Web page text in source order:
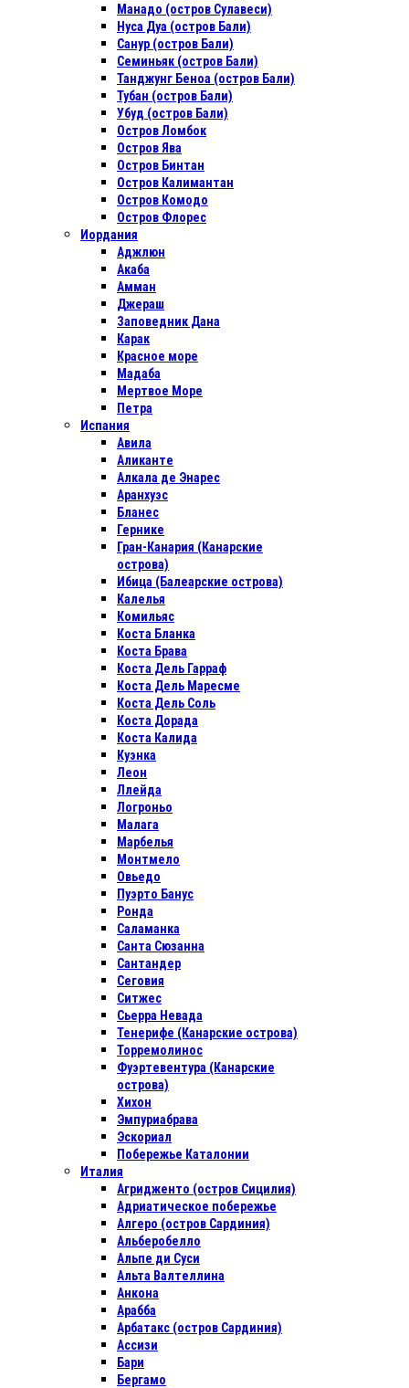
Манадо (остров Сулавеси)
Нуса Дуа (остров Бали)
Санур (остров Бали)
Семиньяк (остров Бали)
Танджунг Беноа (остров Бали)
Тубан (остров Бали)
Убуд (остров Бали)
Остров Ломбок
Остров Ява
Остров Бинтан
Остров Калимантан
Остров Комодо
Остров Флорес
Иордания
Аджлюн
Акаба
Амман
Джераш
Заповедник Дана
Карак
Красное море
Мадаба
Мертвое Море
Петра
Испания
Авила
Аликанте
Алкала де Энарес
Аранхуэс
Бланес
Гернике
Гран-Канария (Канарские
острова)
Ибица (Балеарские острова)
Калелья
Комильяс
Коста Бланка
Коста Брава
Коста Дель Гарраф
Коста Дель Маресме
Коста Дель Соль
Коста Дорада
Коста Калида
Куэнка
Леон
Ллейда
Логроньо
Малага
Марбелья
Монтмело
Овьедо
Пуэрто Банус
Ронда
Саламанка
Санта Сюзанна
Сантандер
Сеговия
Ситжес
Сьерра Невада
Тенерифе (Канарские острова)
Торремолинос
Фуэртевентура (Канарские
острова)
Хихон
Эмпуриабрава
Эскориал
Побережье Каталонии
Италия
Агридженто (остров Сицилия)
Адриатическое побережье
Алгеро (остров Сардиния)
Альберобелло
Альпе ди Суси
Альта Валтеллина
Анкона
Арабба
Арбатакс (остров Сардиния)
Ассизи
Бари
Бергамо